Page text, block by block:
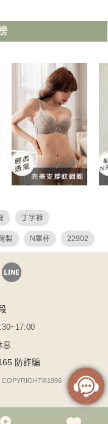
丁字褲
製 N罩杯 22902
無痕
帶 疊疊
衣 絲襪 24913
蕾絲 鏤空
息
防詐騙